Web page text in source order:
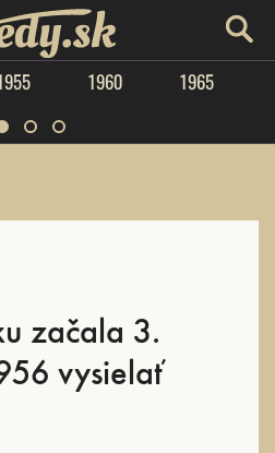
1960 1965
začala 3.
vysielať